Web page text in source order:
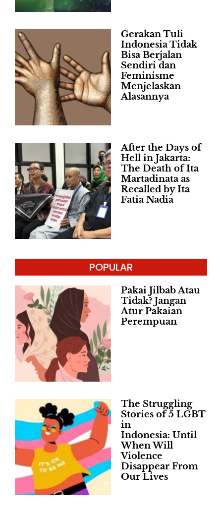
Gerakan Tuli
Indonesia Tidak
Bisa Berjalan
Sendiri dan
Feminisme
Menjelaskan
Alasannya
After the Days of
Hell in Jakarta:
The Death of Ita
Martadinata as
Recalled by Ita
Fatia Nadia
POPULAR
Pakai Jilbab Atau
Tidak? Jangan
Atur Pakaian
Perempuan
The Struggling
Stories of 5 LGBT
in
Indonesia: Until
When Will
Violence
Disappear From
Our Lives